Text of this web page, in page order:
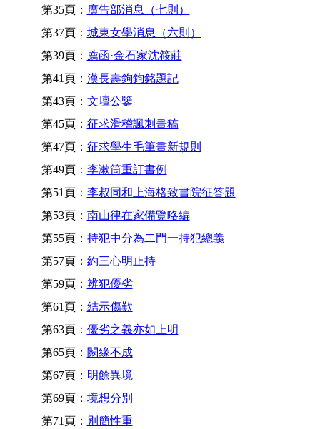
第35頁： 廣告部消息（七則）
第37頁： 城東女學消息（六則）
第39頁： 薦函·金石家沈筱莊
第41頁： 漢長壽鉤鉤銘題記
第43頁： 文壇公鑒
第45頁： 征求滑稽諷刺畫稿
第47頁： 征求學生毛筆畫新規則
第49頁： 李漱筒重訂書例
第51頁： 李叔同和上海格致書院征答題
第53頁： 南山律在家備覽略編
第55頁： 持犯中分為二門一持犯總義
第57頁： 約三心明止持
第59頁： 辨犯優劣
第61頁： 結示傷歎
第63頁： 優劣之義亦如上明
第65頁： 闕緣不成
第67頁： 明餘異境
第69頁： 境想分別
第71頁： 別簡性重